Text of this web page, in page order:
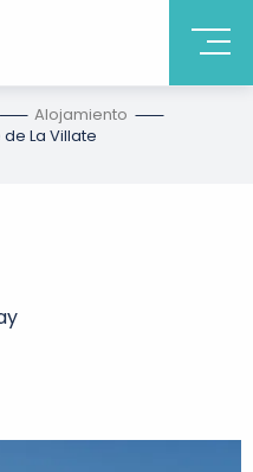
Alojamiento
de La Villate